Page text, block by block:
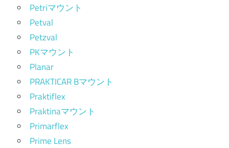
Petriマウント
Petval
Petzval
PKマウント
Planar
PRAKTICAR Bマウント
Praktiflex
Praktinaマウント
Primarflex
Prime Lens